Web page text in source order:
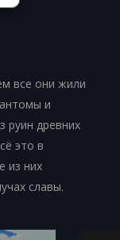
все они жили
и
руин древних
это в
из них
славы.